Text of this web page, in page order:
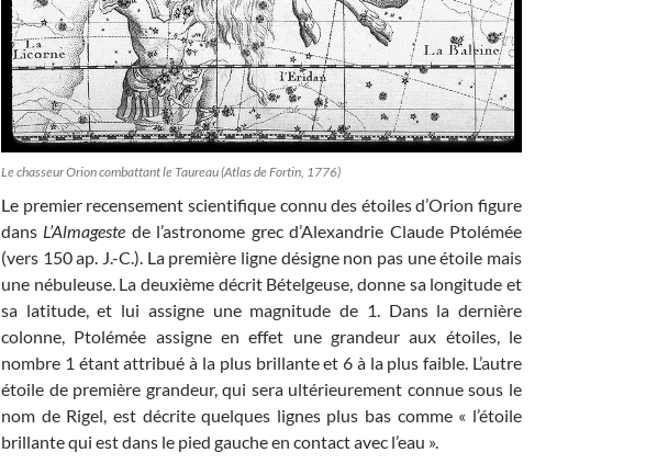
Le chasseur Orion combattant le Taureau (Atlas de Fortin, 1776)
Le premier recensement scientifique connu des étoiles d’Orion figure
dans L’Almageste de l’astronome grec d’Alexandrie Claude Ptolémée
(vers 150 ap. J.-C.). La première ligne désigne non pas une étoile mais
une nébuleuse. La deuxième décrit Bételgeuse, donne sa longitude et
sa latitude, et lui assigne une magnitude de 1. Dans la dernière
colonne, Ptolémée assigne en effet une grandeur aux étoiles, le
nombre 1 étant attribué à la plus brillante et 6 à la plus faible. L’autre
étoile de première grandeur, qui sera ultérieurement connue sous le
nom de Rigel, est décrite quelques lignes plus bas comme « l’étoile
brillante qui est dans le pied gauche en contact avec l’eau ».